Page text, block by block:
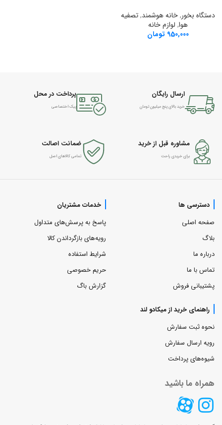
دستگاه بخور,خانه هوشمند,تصفیه
هوا, لوازم خانه
950,000 تومان
ارسال رایگان
خرید بالای پنج میلیون تومان
پرداخت در محل
پیک اختصاصی
مشاوره قبل از خرید
برای خریدی راحت
ضمانت اصالت
تمامی کالاهای اصل
دسترسی ها
صفحه اصلی
بلاگ
درباره ما
تماس با ما
پشتیبانی فروش
خدمات مشتریان
پاسخ به پرسش‌های متداول
رویه‌های بازگرداندن کالا
شرایط استفاده
حریم خصوصی
گزارش باگ
راهنمای خرید از میکادو لند
نحوه ثبت سفارش
رویه ارسال سفارش
شیوه‌های پرداخت
همراه ما باشید